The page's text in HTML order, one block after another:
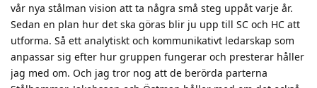
vår nya stålman vision att ta några små steg uppåt varje år.
Sedan en plan hur det ska göras blir ju upp till SC och HC att
utforma. Så ett analytiskt och kommunikativt ledarskap som
anpassar sig efter hur gruppen fungerar och presterar håller
jag med om. Och jag tror nog att de berörda parterna